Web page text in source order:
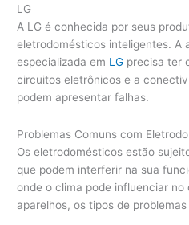
LG
A LG é conhecida por seus
eletrodomésticos inteligentes. A
especializada em LG precisa ter
circuitos eletrônicos e a
podem apresentar falhas.
Problemas Comuns com
Os eletrodomésticos estão
que podem interferir na sua
onde o clima pode influenciar no
aparelhos, os tipos de